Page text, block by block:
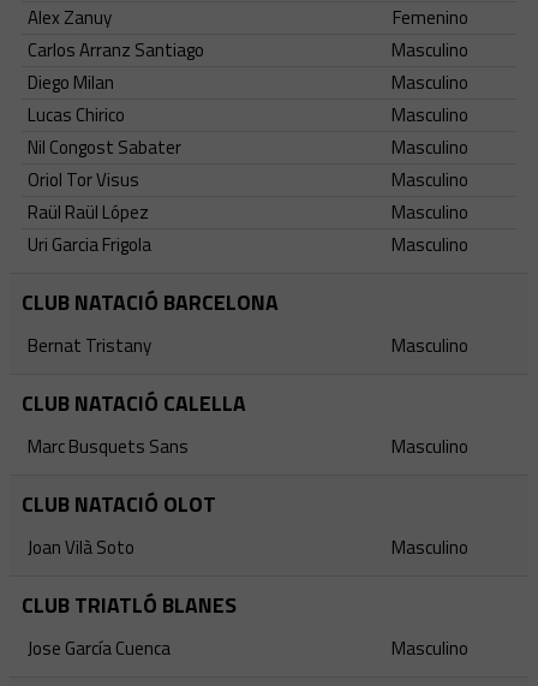
Alex Zanuy
Femenino
Carlos Arranz Santiago
Masculino
Diego Milan
Masculino
Lucas Chirico
Masculino
Nil Congost Sabater
Masculino
Oriol Tor Visus
Masculino
Raül Raül López
Masculino
Uri Garcia Frigola
Masculino
CLUB NATACIÓ BARCELONA
Bernat Tristany Masculino
CLUB NATACIÓ CALELLA
Marc Busquets Sans Masculino
CLUB NATACIÓ OLOT
Joan Vilà Soto Masculino
CLUB TRIATLÓ BLANES
Jose García Cuenca Masculino